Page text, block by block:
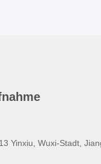
Yinxiu, Wuxi-Stadt,